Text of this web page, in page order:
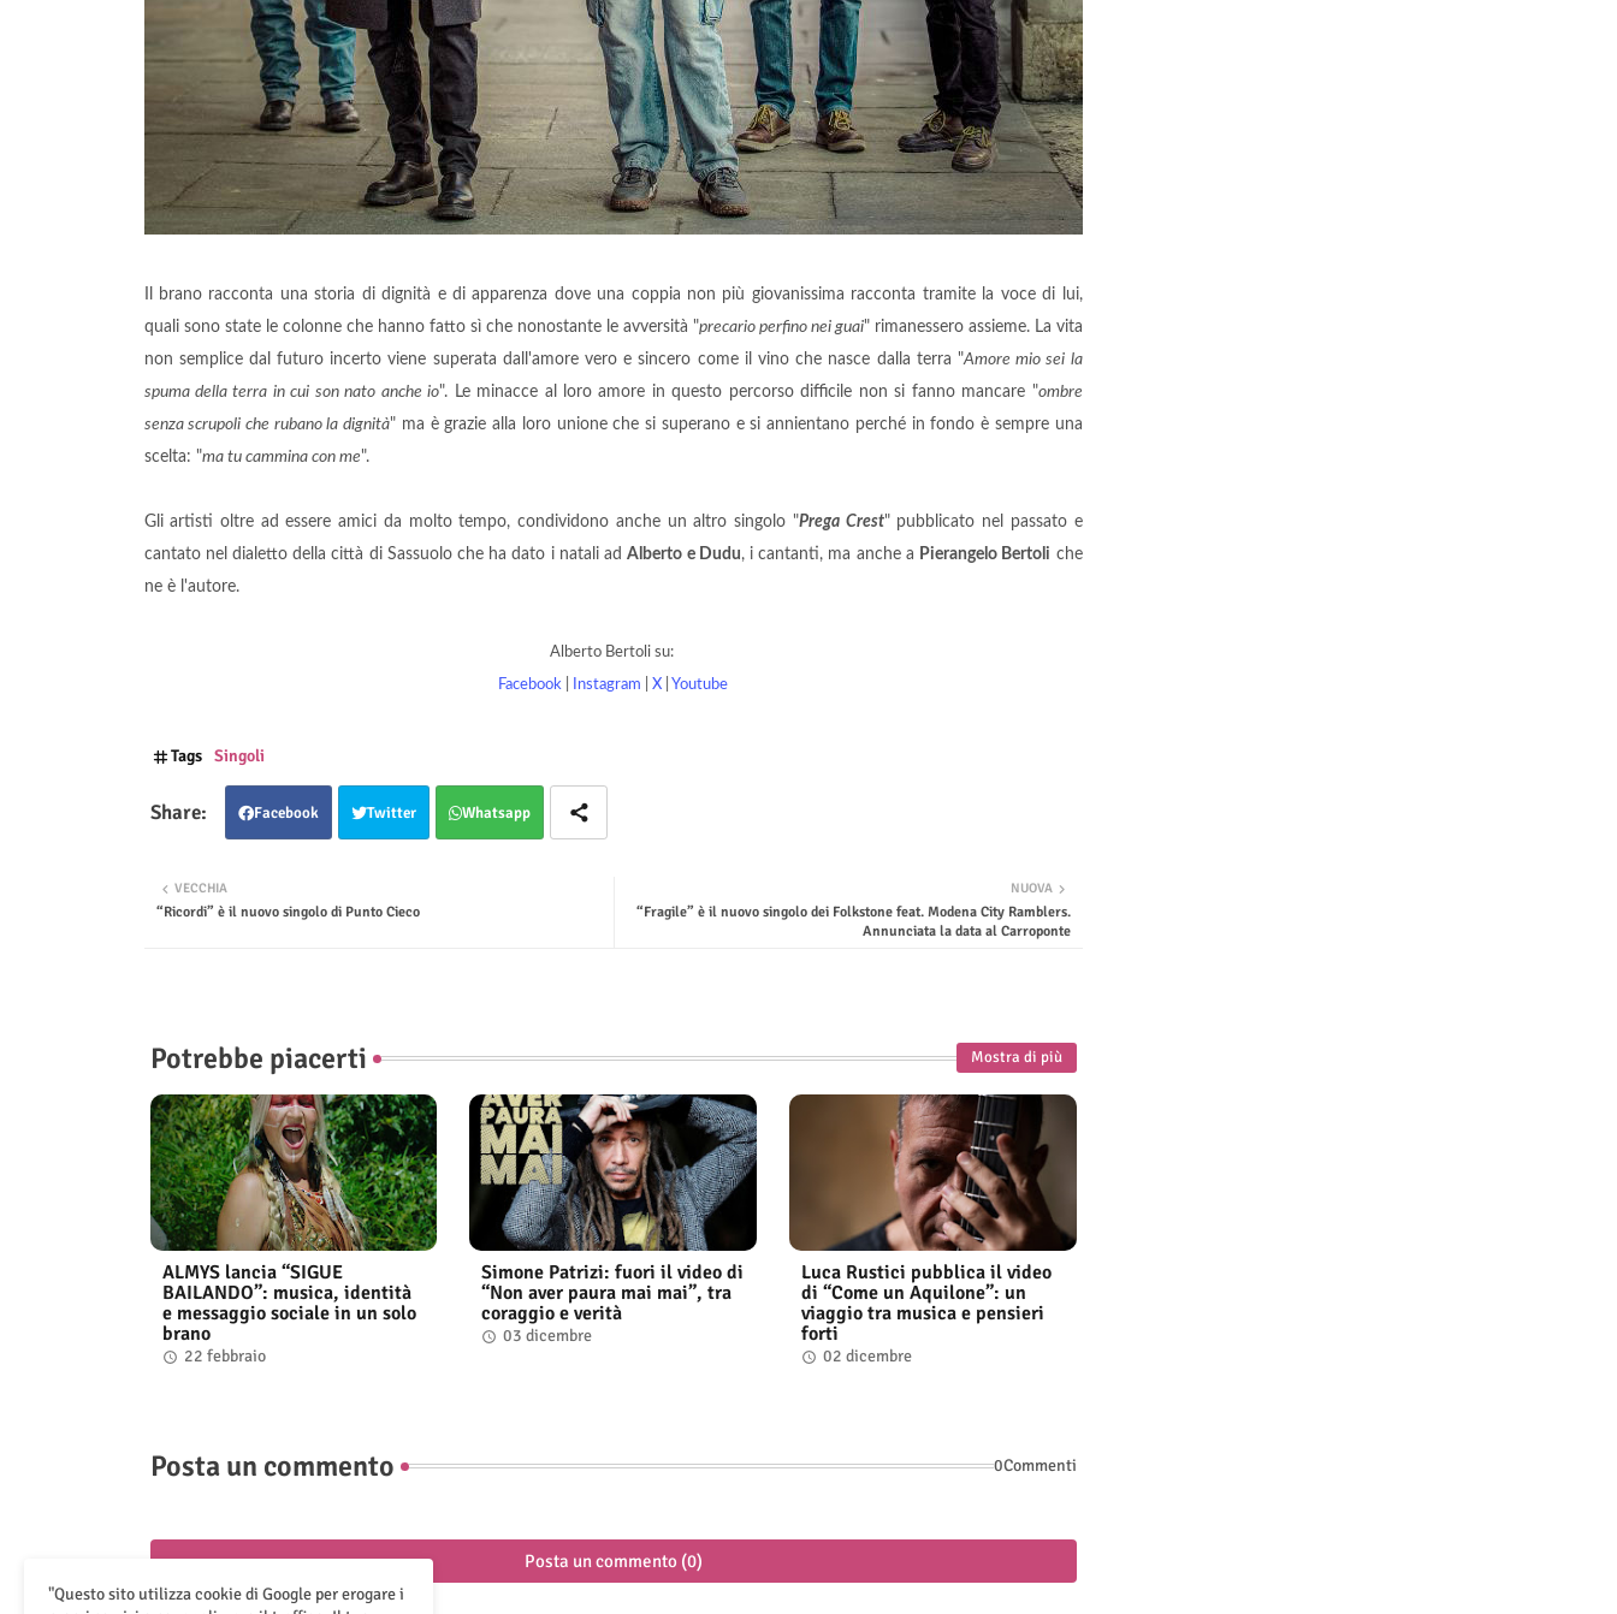
Il brano racconta una storia di dignità e di apparenza dove una coppia non più giovanissima racconta tramite la voce di lui,
quali sono state le colonne che hanno fatto sì che nonostante le avversità "precario perfino nei guai" rimanessero assieme. La vita
non semplice dal futuro incerto viene superata dall'amore vero e sincero come il vino che nasce dalla terra "Amore mio sei la
spuma della terra in cui son nato anche io". Le minacce al loro amore in questo percorso difficile non si fanno mancare "ombre
senza scrupoli che rubano la dignità" ma è grazie alla loro unione che si superano e si annientano perché in fondo è sempre una
scelta: "ma tu cammina con me".
Gli artisti oltre ad essere amici da molto tempo, condividono anche un altro singolo "Prega Crest" pubblicato nel passato e
cantato nel dialetto della città di Sassuolo che ha dato i natali adAlberto e Dudu, i cantanti, ma anche a Pierangelo Bertoli che
ne è l'autore.
Alberto Bertoli su:
Facebook
Instagram X Youtube
Tags Singoli
Facebook Twitter Whatsapp
NUOVA
“Fragile” è il nuovo singolo dei Folkstone feat. Modena City Ramblers.
Annunciata la data al Carroponte
VECCHIA
“Ricordi” è il nuovo singolo di Punto Cieco
Potrebbe piacerti Mostra di più
ALMYS lancia “SIGUE
BAILANDO”: musica, identità
e messaggio sociale in un solo
brano
22 febbraio
Simone Patrizi: fuori il video di
“Non aver paura mai mai”, tra
coraggio e verità
03 dicembre
Luca Rustici pubblica il video
di “Come un Aquilone”: un
viaggio tra musica e pensieri
forti
02 dicembre
Posta un commento 0Commenti
Posta un commento (0)
"Questo sito utilizza cookie di Google per erogare i